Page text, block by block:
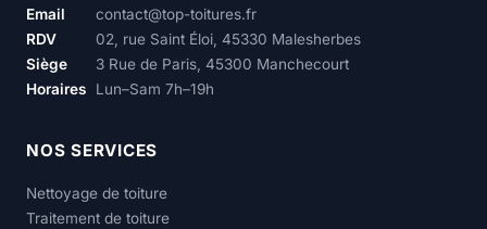
Email
contact@top-toitures.fr
RDV
02, rue Saint Éloi, 45330 Malesherbes
Siège
3 Rue de Paris, 45300 Manchecourt
Horaires
Lun–Sam 7h–19h
NOS SERVICES
Nettoyage de toiture
Traitement de toiture